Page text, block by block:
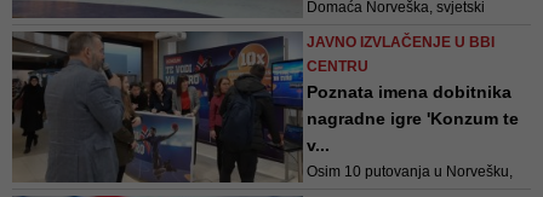
Domaća Norveška, svjetski
viceprvak, bila je apsolutni favorit,
JAVNO IZVLAČENJE U BBI
CENTRU
Poznata imena dobitnika
nagradne igre 'Konzum te
v...
Osim 10 putovanja u Norvešku,